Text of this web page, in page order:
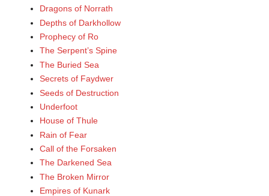
Dragons of Norrath
Depths of Darkhollow
Prophecy of Ro
The Serpent’s Spine
The Buried Sea
Secrets of Faydwer
Seeds of Destruction
Underfoot
House of Thule
Rain of Fear
Call of the Forsaken
The Darkened Sea
The Broken Mirror
Empires of Kunark